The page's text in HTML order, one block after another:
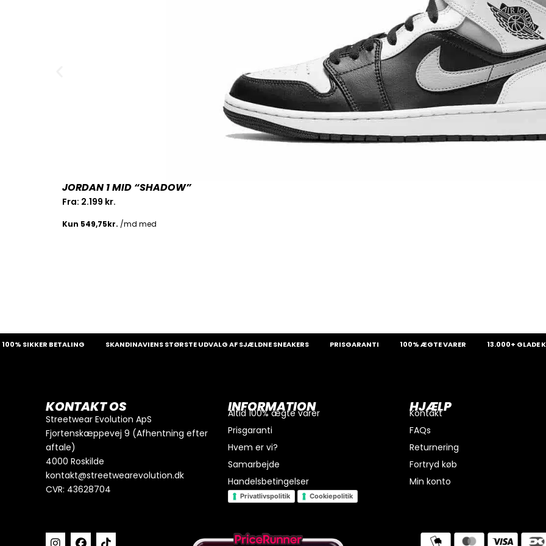
GÅ TIL BETALING
JORDAN 1 MID “SHADOW”
Fra: 2.199 kr.
BETALING SKANDINAVIENS STØRSTE UDVALG AF SJÆLDNE SNEAKERS PRISGARANTI 100% ÆGTE VARER 13.000+ GLADE
KONTAKT OS
Streetwear Evolution ApS
Fjortenskæppevej 9 (Afhentning efter
aftale)
4000 Roskilde
kontakt@streetwearevolution.dk
CVR: 43628704
INFORMATION
Altid 100% ægte varer
Prisgaranti
Hvem er vi?
Samarbejde
Handelsbetingelser
Privatlivspolitik Cookiepolitik
HJÆLP
Kontakt
FAQs
Returnering
Fortryd køb
Min konto